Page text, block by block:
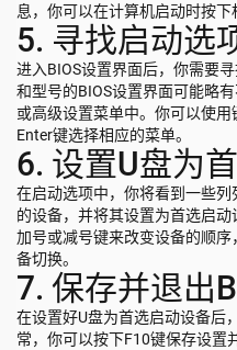
息，你可以在计算机启动时按下
5. 寻找启动选
进入BIOS设置界面后，你需要
和型号的BIOS设置界面可能略
或高级设置菜单中。你可以使
Enter键选择相应的菜单。
6. 设置U盘为
在启动选项中，你将看到一些
的设备，并将其设置为首选启
加号或减号键来改变设备的顺
备切换。
7. 保存并退出
在设置好U盘为首选启动设备后
常，你可以按下F10键保存设置